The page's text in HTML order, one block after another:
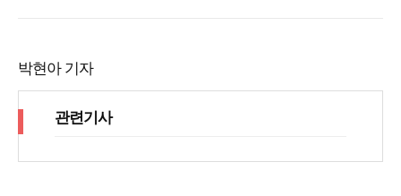
박현아 기자
관련기사